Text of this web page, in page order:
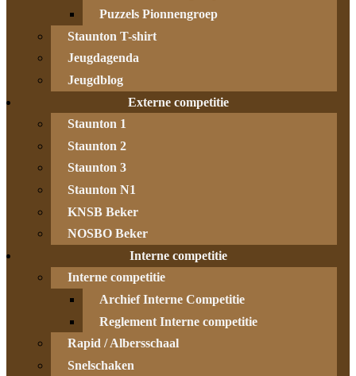
Puzzels Pionnengroep
Staunton T-shirt
Jeugdagenda
Jeugdblog
Externe competitie
Staunton 1
Staunton 2
Staunton 3
Staunton N1
KNSB Beker
NOSBO Beker
Interne competitie
Interne competitie
Archief Interne Competitie
Reglement Interne competitie
Rapid / Albersschaal
Snelschaken